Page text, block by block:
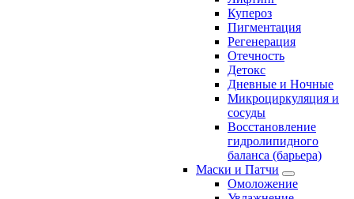
Купероз
Пигментация
Регенерация
Отечность
Детокс
Дневные и Ночные
Микроциркуляция и
сосуды
Восстановление
гидролипидного
баланса (барьера)
Маски и Патчи
Омоложение